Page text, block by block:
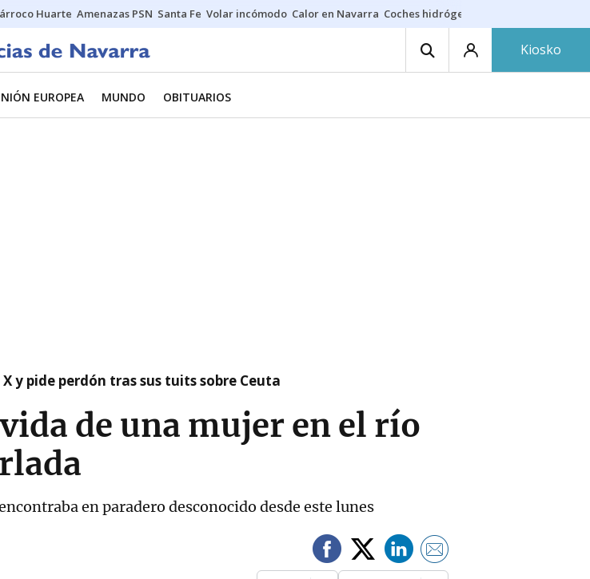
Huarte Amenazas PSN Santa Fe Volar incómodo Calor en Navarra Coches hidrógeno
Kiosko
EUROPEA MUNDO OBITUARIOS
y pide perdón tras sus tuits sobre Ceuta
de una mujer en el río
en paradero desconocido desde este lunes